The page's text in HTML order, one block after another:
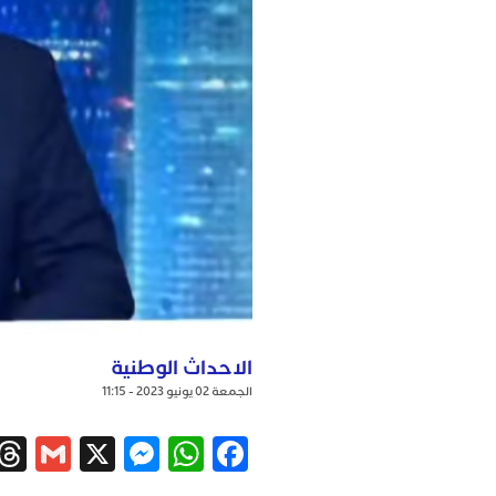
الاحداث الوطنية
الجمعة 02 يونيو 2023 - 11:15
Facebook
WhatsApp
X